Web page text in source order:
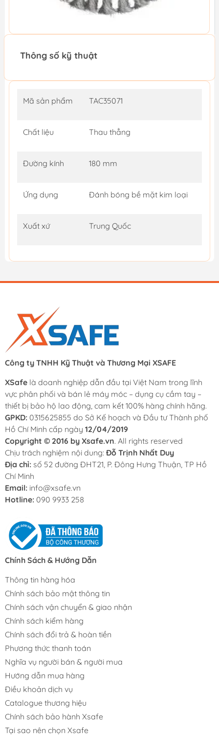
Thông số kỹ thuật
Mã sản phẩm TAC35071
Chất liệu Thau thẳng
Đường kính 180 mm
Ứng dụng Đánh bóng bề mặt kim loại
Xuất xứ Trung Quốc
Công ty TNHH Kỹ Thuật và Thương Mại XSAFE
XSafe là doanh nghiệp dẫn đầu tại Việt Nam trong lĩnh
vực phân phối và bán lẻ máy móc – dụng cụ cầm tay –
thiết bị bảo hộ lao động, cam kết 100% hàng chính hãng.
GPKD: 0315625855 do Sở Kế hoạch và Đầu tư Thành phố
Hồ Chí Minh cấp ngày 12/04/2019
Copyright © 2016 by Xsafe.vn. All rights reserved
Chịu trách nghiệm nội dung: Đỗ Trịnh Nhất Duy
Địa chỉ: số 52 đường ĐHT21, P. Đông Hưng Thuận, TP Hồ
Chí Minh
Email: info@xsafe.vn
Hotline: 090 9933 258
Chính Sách & Hướng Dẫn
Thông tin hàng hóa
Chính sách bảo mật thông tin
Chính sách vận chuyển & giao nhận
Chính sách kiểm hàng
Chính sách đổi trả & hoàn tiền
Phương thức thanh toán
Nghĩa vụ người bán & người mua
Hướng dẫn mua hàng
Điều khoản dịch vụ
Catalogue thương hiệu
Chính sách bảo hành Xsafe
Tại sao nên chọn Xsafe